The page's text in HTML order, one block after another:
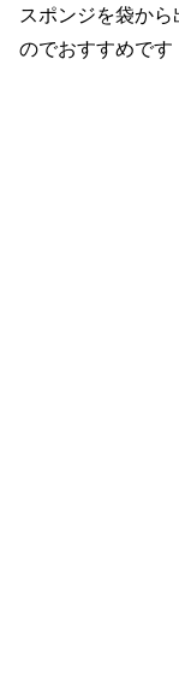
スポンジを袋か
のでおすすめです